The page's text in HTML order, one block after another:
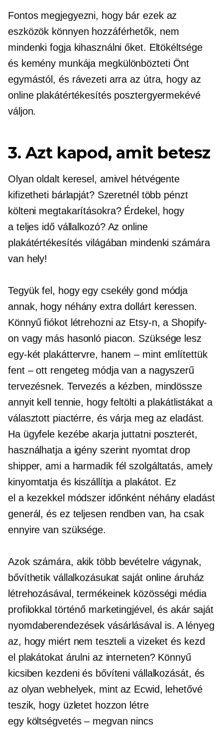
Fontos megjegyezni, hogy bár ezek az
eszközök könnyen hozzáférhetők, nem
mindenki fogja kihasználni őket. Eltökéltsége
és kemény munkája megkülönbözteti Önt
egymástól, és rávezeti arra az útra, hogy az
online plakátértékesítés posztergyermekévé
váljon.
3. Azt kapod, amit betesz
Olyan oldalt keresel, amivel hétvégente
kifizetheti bárlapját? Szeretnél több pénzt
költeni megtakarításokra? Érdekel, hogy
a teljes idővállalkozó? Az online
plakátértékesítés világában mindenki számára
van hely!
Tegyük fel, hogy egy csekély gond módja
annak, hogy néhány extra dollárt keressen.
Könnyű fiókot létrehozni az Etsy-n, a Shopify-
on vagy más hasonló piacon. Szüksége lesz
egy-két plakáttervre, hanem – mintemlítettük
fent – ​​ott rengeteg módja van a nagyszerű
tervezésnek. Tervezés a kézben, mindössze
annyit kell tennie, hogy feltölti a plakátlistákat a
választott piactérre, és várja meg az eladást.
Ha ügyfele kezébe akarja juttatni poszterét,
használhatja a igény szerint nyomtatdrop
shipper, ami a harmadik fél szolgáltatás, amely
kinyomtatja és kiszállítja a plakátot. Ez
el a kezekkel módszer időnként néhány eladást
generál, és ez teljesen rendben van, ha csak
ennyire van szüksége.
Azok számára, akik több bevételre vágynak,
bővíthetik vállalkozásukat saját online áruház
létrehozásával, termékeinek közösségi média
profilokkal történő marketingjével, és akár saját
nyomdaberendezések vásárlásával is. A lényeg
az, hogy miért nem teszteli a vizeket és kezd
el plakátokat árulni az interneten? Könnyű
kicsiben kezdeni és bővíteni vállalkozását, és
az olyan webhelyek, mint az Ecwid, lehetővé
teszik, hogy üzletet hozzon létre
egy költségvetés – megvan nincs